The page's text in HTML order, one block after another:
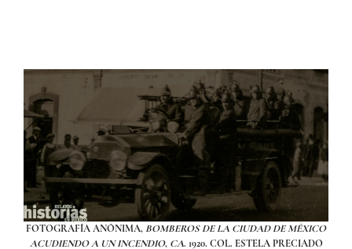
FOTOGRAFÍA ANÓNIMA, BOMBEROS DE LA CIUDAD DE MÉXICO
ACUDIENDO A UN INCENDIO, CA. 1920. COL. ESTELA PRECIADO